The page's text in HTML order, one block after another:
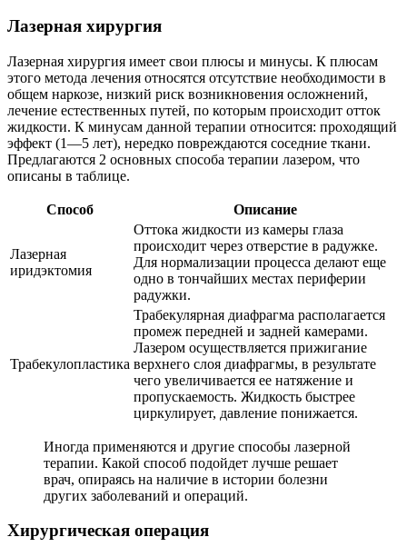
Лазерная хирургия
Лазерная хирургия имеет свои плюсы и минусы. К плюсам
этого метода лечения относятся отсутствие необходимости в
общем наркозе, низкий риск возникновения осложнений,
лечение естественных путей, по которым происходит отток
жидкости. К минусам данной терапии относится: проходящий
эффект (1—5 лет), нередко повреждаются соседние ткани.
Предлагаются 2 основных способа терапии лазером, что
описаны в таблице.
Способ Описание
Лазерная
иридэктомия
Оттока жидкости из камеры глаза
происходит через отверстие в радужке.
Для нормализации процесса делают еще
одно в тончайших местах периферии
радужки.
Трабекулопластика
Трабекулярная диафрагма располагается
промеж передней и задней камерами.
Лазером осуществляется прижигание
верхнего слоя диафрагмы, в результате
чего увеличивается ее натяжение и
пропускаемость. Жидкость быстрее
циркулирует, давление понижается.
Иногда применяются и другие способы лазерной
терапии. Какой способ подойдет лучше решает
врач, опираясь на наличие в истории болезни
других заболеваний и операций.
Хирургическая операция